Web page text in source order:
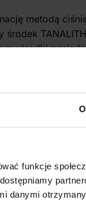
funkcje
danymi
metodą
środki
czy